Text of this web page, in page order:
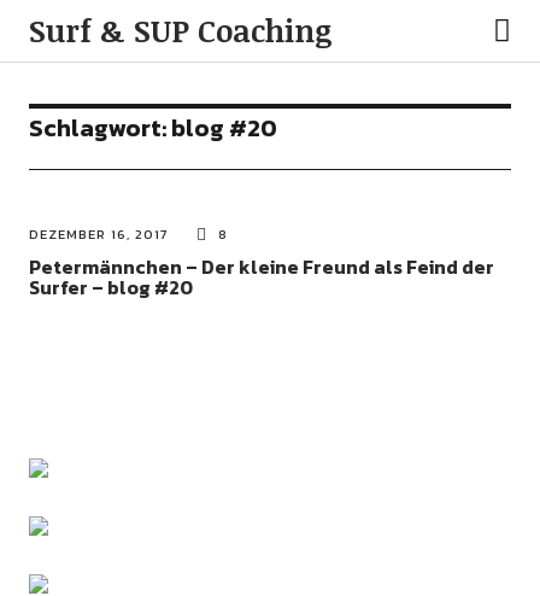
Surf & SUP Coaching
Schlagwort:blog #20
DEZEMBER 16, 2017 8
Petermännchen – Der kleine Freund als Feind der
Surfer – blog #20